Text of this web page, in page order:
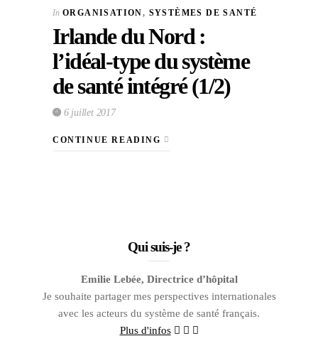
In ORGANISATION, SYSTÈMES DE SANTÉ
Irlande du Nord :
l’idéal-type du système
de santé intégré (1/2)
6 juillet 2017
CONTINUE READING
Qui suis-je ?
Emilie Lebée, Directrice d’hôpital
Je souhaite partager mes perspectives internationales
avec les acteurs du système de santé français.
Plus d'infos